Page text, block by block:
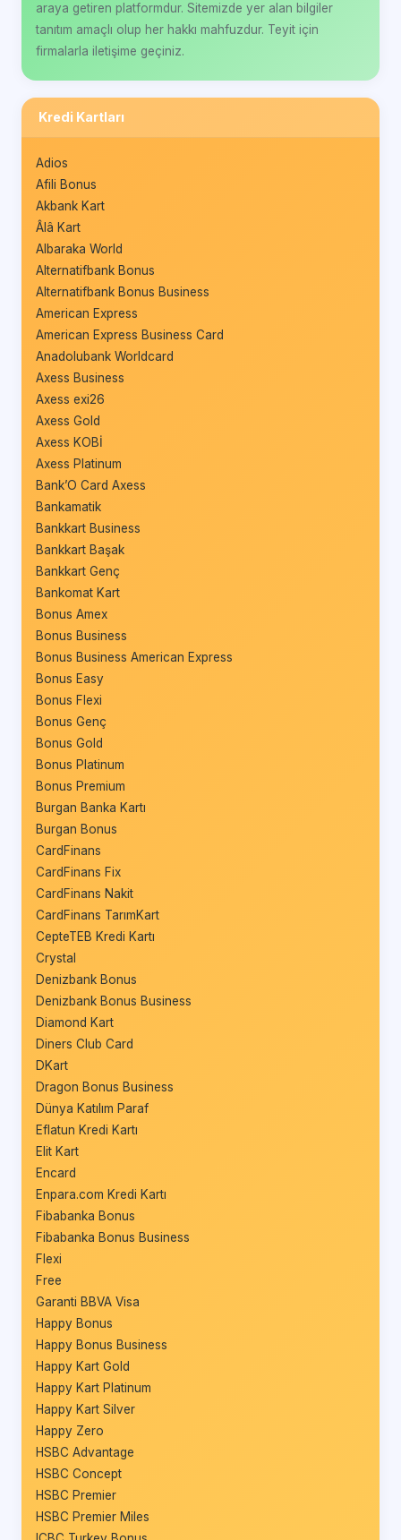
araya getiren platformdur. Sitemizde yer alan bilgiler
tanıtım amaçlı olup her hakkı mahfuzdur. Teyit için
firmalarla iletişime geçiniz.
Kredi Kartları
Adios
Afili Bonus
Akbank Kart
Âlâ Kart
Albaraka World
Alternatifbank Bonus
Alternatifbank Bonus Business
American Express
American Express Business Card
Anadolubank Worldcard
Axess Business
Axess exi26
Axess Gold
Axess KOBİ
Axess Platinum
Bank’O Card Axess
Bankamatik
Bankkart Business
Bankkart Başak
Bankkart Genç
Bankomat Kart
Bonus Amex
Bonus Business
Bonus Business American Express
Bonus Easy
Bonus Flexi
Bonus Genç
Bonus Gold
Bonus Platinum
Bonus Premium
Burgan Banka Kartı
Burgan Bonus
CardFinans
CardFinans Fix
CardFinans Nakit
CardFinans TarımKart
CepteTEB Kredi Kartı
Crystal
Denizbank Bonus
Denizbank Bonus Business
Diamond Kart
Diners Club Card
DKart
Dragon Bonus Business
Dünya Katılım Paraf
Eflatun Kredi Kartı
Elit Kart
Encard
Enpara.com Kredi Kartı
Fibabanka Bonus
Fibabanka Bonus Business
Flexi
Free
Garanti BBVA Visa
Happy Bonus
Happy Bonus Business
Happy Kart Gold
Happy Kart Platinum
Happy Kart Silver
Happy Zero
HSBC Advantage
HSBC Concept
HSBC Premier
HSBC Premier Miles